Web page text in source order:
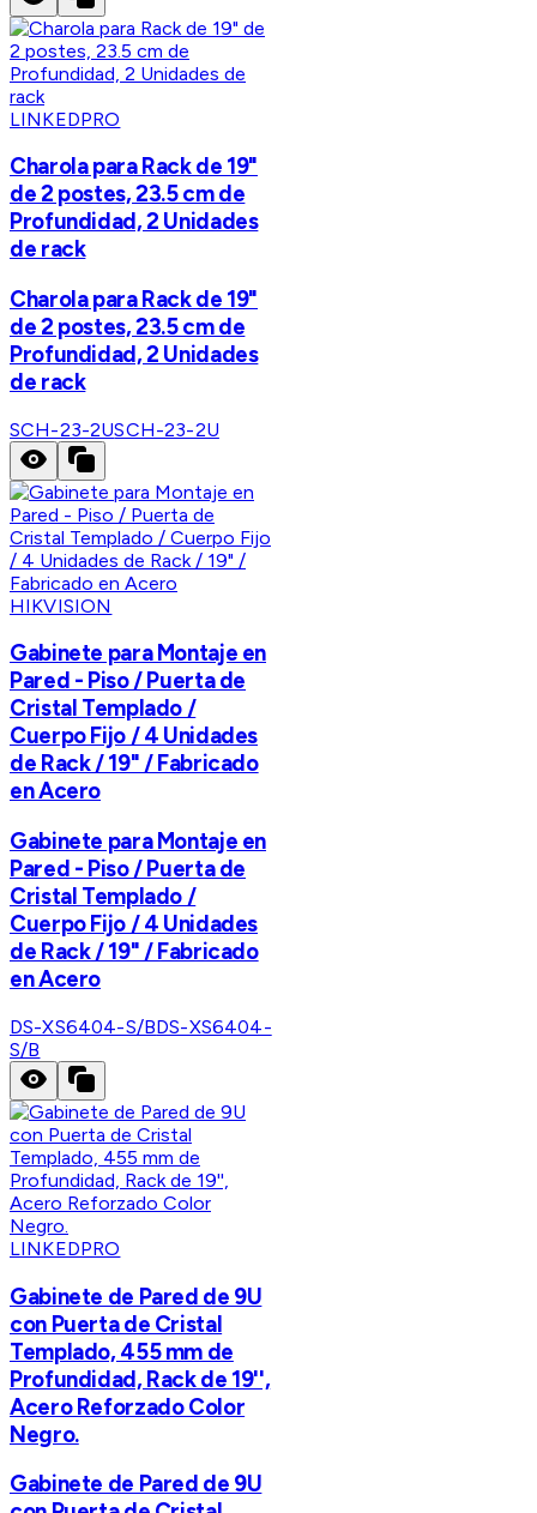
LINKEDPRO
Charola para Rack de 19"
de 2 postes, 23.5 cm de
Profundidad, 2 Unidades
de rack
Charola para Rack de 19"
de 2 postes, 23.5 cm de
Profundidad, 2 Unidades
de rack
SCH-23-2USCH-23-2U
HIKVISION
Gabinete para Montaje en
Pared - Piso / Puerta de
Cristal Templado /
Cuerpo Fijo / 4 Unidades
de Rack / 19" / Fabricado
en Acero
Gabinete para Montaje en
Pared - Piso / Puerta de
Cristal Templado /
Cuerpo Fijo / 4 Unidades
de Rack / 19" / Fabricado
en Acero
DS-XS6404-S/BDS-XS6404-
S/B
LINKEDPRO
Gabinete de Pared de 9U
con Puerta de Cristal
Templado, 455 mm de
Profundidad, Rack de 19'',
Acero Reforzado Color
Negro.
Gabinete de Pared de 9U